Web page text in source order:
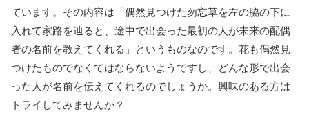
ています。その内容は「偶然見つけた勿忘草を左の脇の下に
入れて家路を辿ると、途中で出会った最初の人が未来の配偶
者の名前を教えてくれる」というものなのです。花も偶然見
つけたものでなくてはならないようですし、どんな形で出会
った人が名前を伝えてくれるのでしょうか。興味のある方は
トライしてみませんか？